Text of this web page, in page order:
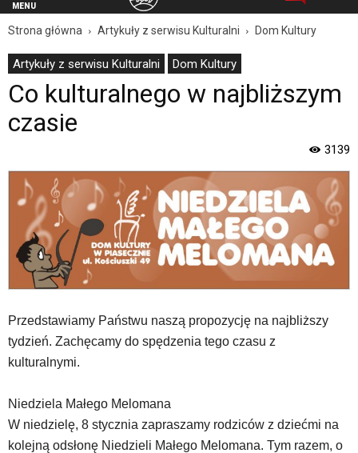
strona
Miasta
Gminy
Piaseczno".
Strona
wyposażona
skiplinks
pozwalające
szybko
przechodzić
treści,
które
znajduje
bezpośrednio
pod
tą
nie
została
wyposażona
MENU
Strona główna Artykuły z serwisu Kulturalni Dom Kultury
Artykuły z serwisu Kulturalni Dom Kultury
Co kulturalnego w najbliższym
czasie
3139
Przedstawiamy Państwu naszą propozycję na najbliższy
tydzień. Zachęcamy do spędzenia tego czasu z
kulturalnymi.
Niedziela Małego Melomana
W niedzielę, 8 stycznia zapraszamy rodziców z dziećmi na
kolejną odsłonę Niedzieli Małego Melomana. Tym razem, o